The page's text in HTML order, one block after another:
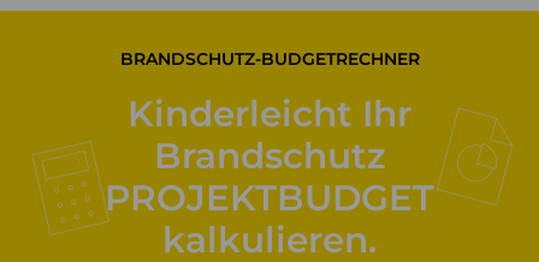
BRANDSCHUTZ-BUDGETRECHNER
Kinderleicht Ihr
Brandschutz
PROJEKTBUDGET
kalkulieren.